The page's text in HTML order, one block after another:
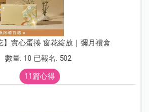
】實心蛋捲 窗花綻放｜彌月禮盒
數量: 10 已報名: 502
11篇心得